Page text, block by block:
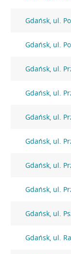
Gdańsk, ul.
Gdańsk, ul.
Gdańsk, ul.
Gdańsk, ul.
Gdańsk, ul.
Gdańsk, ul.
Gdańsk, ul.
Gdańsk, ul.
Gdańsk, ul.
Gdańsk, ul.